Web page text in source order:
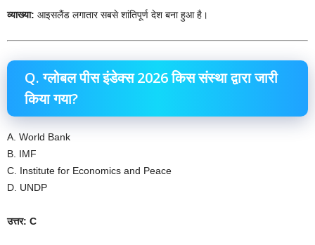
व्याख्या: आइसलैंड लगातार सबसे शांतिपूर्ण देश बना हुआ है।
Q. ग्लोबल पीस इंडेक्स 2026 किस संस्था द्वारा जारी
किया गया?
A. World Bank
B. IMF
C. Institute for Economics and Peace
D. UNDP
उत्तर: C